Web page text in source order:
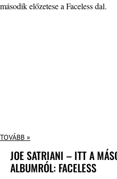
második előzetese a Faceless dal.
TOVÁBB »
JOE SATRIANI – ITT A
ALBUMRÓL: FACELESS